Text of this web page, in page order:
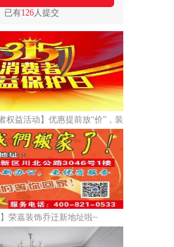
已有126人提交
权益活动】优惠提前放“价”，装
省心又省“薪”！
】荣嘉装饰乔迁新地址啦~